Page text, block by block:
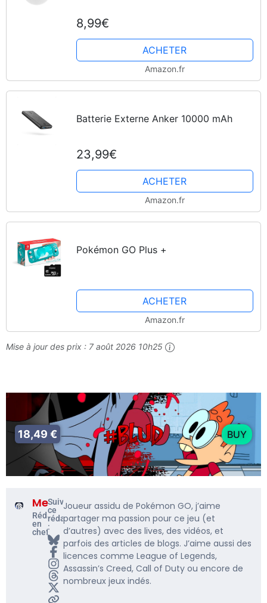
8,99€
ACHETER
Amazon.fr
Batterie Externe Anker 10000 mAh
23,99€
ACHETER
Amazon.fr
Pokémon GO Plus +
ACHETER
Amazon.fr
Mise à jour des prix : 7 août 2026 10h25
18,49 € BUY
Me5rine_
Rédacteur
en
chef
Suivre
ce
rédacteur
:
Joueur assidu de Pokémon GO, j’aime
partager ma passion pour ce jeu (et
d’autres) avec des lives, des vidéos, et
parfois des articles de blogs. J’aime aussi des
licences comme League of Legends,
Assassin’s Creed, Call of Duty ou encore de
nombreux jeux indés.